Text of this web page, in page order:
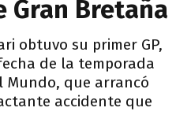
Gran Bretaña
obtuvo su primer GP,
de la temporada
Mundo, que arrancó
accidente que